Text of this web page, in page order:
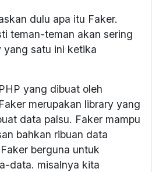
dulu apa itu Faker.
teman-teman akan sering
yang satu ini ketika
yang dibuat oleh
merupakan library yang
data palsu. Faker mampu
bahkan ribuan data
berguna untuk
data. misalnya kita